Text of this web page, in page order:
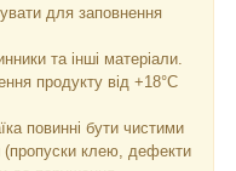
для заповнення
та інші матеріали.
продукту від +18°C
повинні бути чистими
(пропуски клею, дефекти